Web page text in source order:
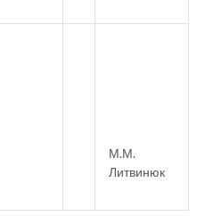
М.М.
Литвинюк